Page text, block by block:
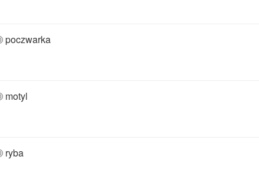
poczwarka
motyl
ryba